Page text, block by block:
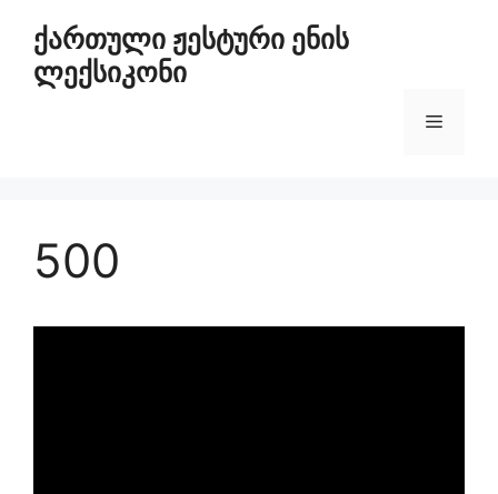
ქართული ჟესტური ენის
ლექსიკონი
500